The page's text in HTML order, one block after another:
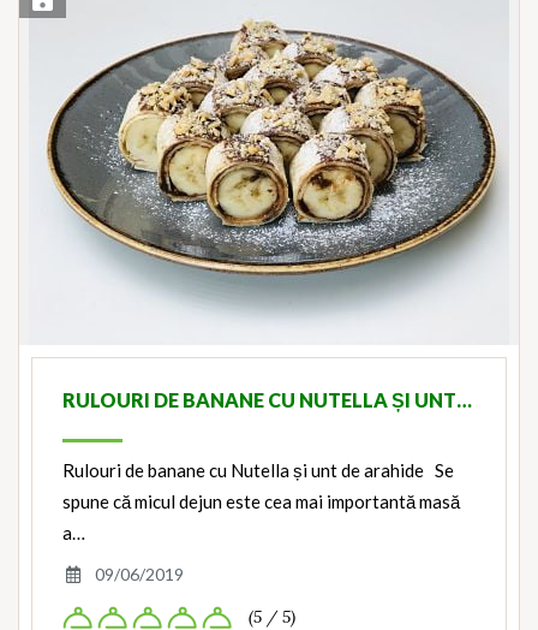
RULOURI DE BANANE CU NUTELLA ȘI UNT…
Rulouri de banane cu Nutella și unt de arahide Se
spune că micul dejun este cea mai importantă masă
a…
09/06/2019
(5 / 5)